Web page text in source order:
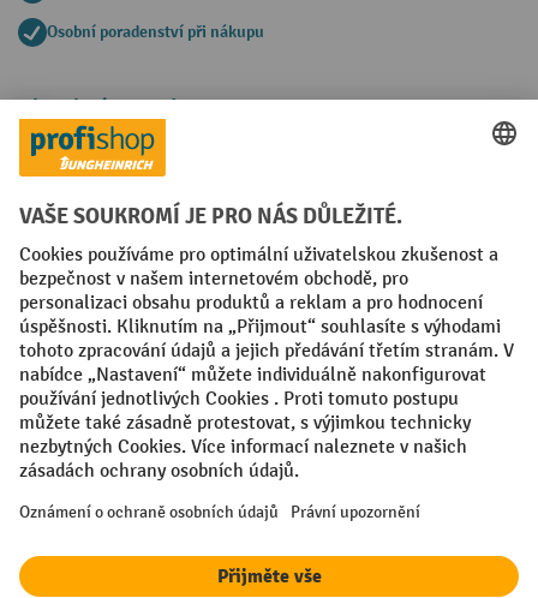
Osobní poradenství při nákupu
Platební metody
Faktura
Sociální sítě
Facebook
YouTube
LinkedIn
VODP Otisk
Prohlášení o ochraně osobních údajů
Nastavení ochrany osobních údajů
All prices excl. VAT plus shipping costs and possible delivery charges,